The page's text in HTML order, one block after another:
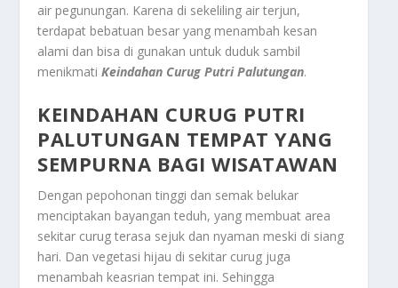
air pegunungan. Karena di sekeliling air terjun,
terdapat bebatuan besar yang menambah kesan
alami dan bisa di gunakan untuk duduk sambil
menikmatiKeindahan Curug Putri Palutungan.
KEINDAHAN CURUG PUTRI
PALUTUNGAN TEMPAT YANG
SEMPURNA BAGI WISATAWAN
Dengan pepohonan tinggi dan semak belukar
menciptakan bayangan teduh, yang membuat area
sekitar curug terasa sejuk dan nyaman meski di siang
hari. Dan vegetasi hijau di sekitar curug juga
menambah keasrian tempat ini. Sehingga